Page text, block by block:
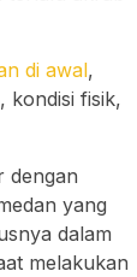
di awal,
kondisi fisik,
dengan
yang
dalam
melakukan